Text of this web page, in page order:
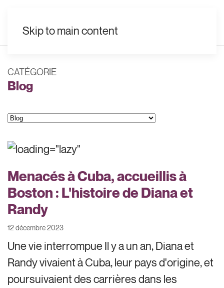
Skip to main content
CATÉGORIE
Blog
Catégories
Menacés à Cuba, accueillis à
Boston : L'histoire de Diana et
Randy
12 décembre 2023
Une vie interrompue Il y a un an, Diana et
Randy vivaient à Cuba, leur pays d'origine, et
poursuivaient des carrières dans les